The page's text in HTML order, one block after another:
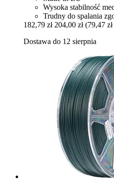
Wysoka stabilność
Trudny do spalania
182,79 zł 204,00 zł (79,47
Dostawa do 12 sierpnia